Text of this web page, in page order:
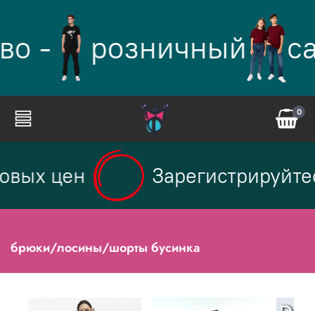
- розничный
0
цен
брюки/лосины/шорты бусинка